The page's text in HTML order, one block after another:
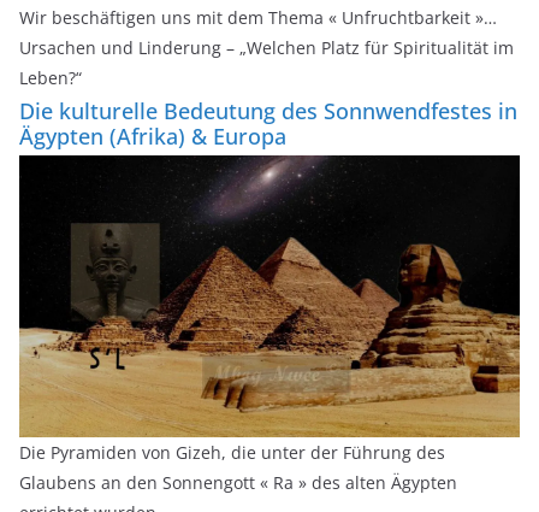
Wir beschäftigen uns mit dem Thema « Unfruchtbarkeit »…
Ursachen und Linderung – „Welchen Platz für Spiritualität im
Leben?“
Die kulturelle Bedeutung des Sonnwendfestes in
Ägypten (Afrika) & Europa
Die Pyramiden von Gizeh, die unter der Führung des
Glaubens an den Sonnengott « Ra » des alten Ägypten